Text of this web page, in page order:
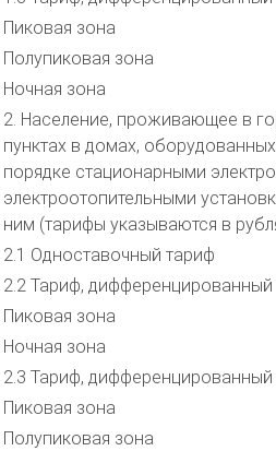
Пиковая зона
Полупиковая зона
Ночная зона
2. Население, проживающее в
пунктах в домах,
порядке стационарными
электроотопительными
ним (тарифы указываются в
2.1 Одноставочный тариф
2.2 Тариф,
Пиковая зона
Ночная зона
2.3 Тариф,
Пиковая зона
Полупиковая зона